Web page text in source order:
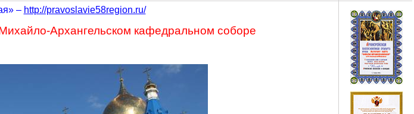
– http://pravoslavie58region.ru/
Архангельском кафедральном соборе